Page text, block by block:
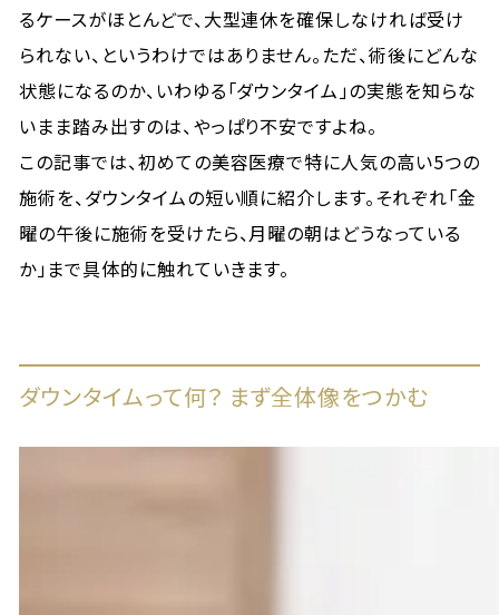
るケースがほとんどで、大型連休を確保しなければ受け
られない、というわけではありません。ただ、術後にどんな
状態になるのか、いわゆる「ダウンタイム」の実態を知らな
いまま踏み出すのは、やっぱり不安ですよね。
この記事では、初めての美容医療で特に人気の高い5つの
施術を、ダウンタイムの短い順に紹介します。それぞれ「金
曜の午後に施術を受けたら、月曜の朝はどうなっている
か」まで具体的に触れていきます。
ダウンタイムって何？ まず全体像をつかむ